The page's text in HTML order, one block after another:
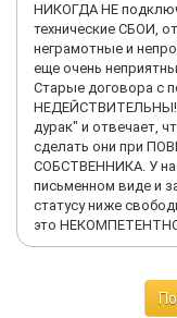
любой нормальный
написал заявление,
ТВ, но в офисе не
стоимость этого
делать? Потом в
появилась сумма
тыс. с лишним, во
общения с
двигали абсолютно
по-хорошему - не
прав потребителей.
кто хочет
НИКОГДА НЕ
технические СБОИ,
неграмотные и
еще очень
Старые договора с
НЕДЕЙСТВИТЕЛЬНЫ!?
дурак" и отвечает,
сделать они при
СОБСТВЕННИКА. У
письменном виде и
статусу ниже
это